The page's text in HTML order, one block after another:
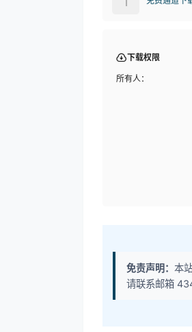
下载权限
所有人：
免责声明： 本
请联系邮箱